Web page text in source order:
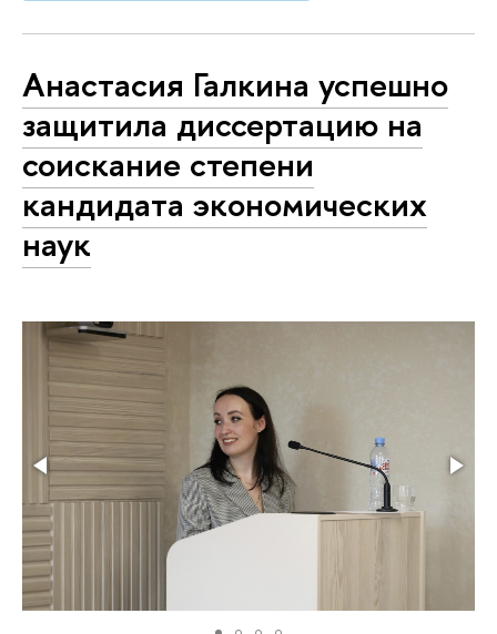
Анастасия Галкина успешно
защитила диссертацию на
соискание степени
кандидата экономических
наук